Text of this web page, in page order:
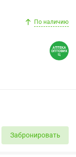
По наличию
Забронировать